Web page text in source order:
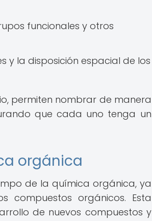
funcionales y otros
y la disposición espacial de los
permiten nombrar de manera
que cada uno tenga un
orgánica
de la química orgánica, ya
compuestos orgánicos. Esta
de nuevos compuestos y